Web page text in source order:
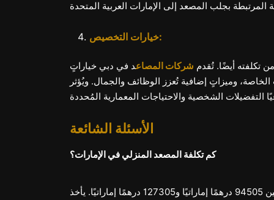
خيارات التخصيص:
تكلفته أيضًا. تُقدم شركات المصاعد في دبي خياراتٍ
وميزاتٍ إضافية تُعزز الوظائف والجمال. ويُؤثر
الأسئلة الشائعة
كم تكلفة المصعد المنزلي في الإمارات؟
يتراوح سعر المصعد المنزلي في الإمارات العربية المتحدة عادةً بين 94505 درهمًا إماراتيًا و127305 درهمًا إماراتيًا. يأخذ